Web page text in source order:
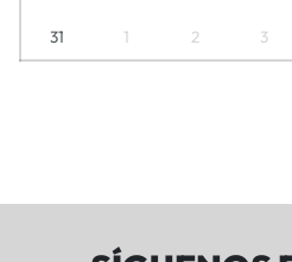
31 1 2 3